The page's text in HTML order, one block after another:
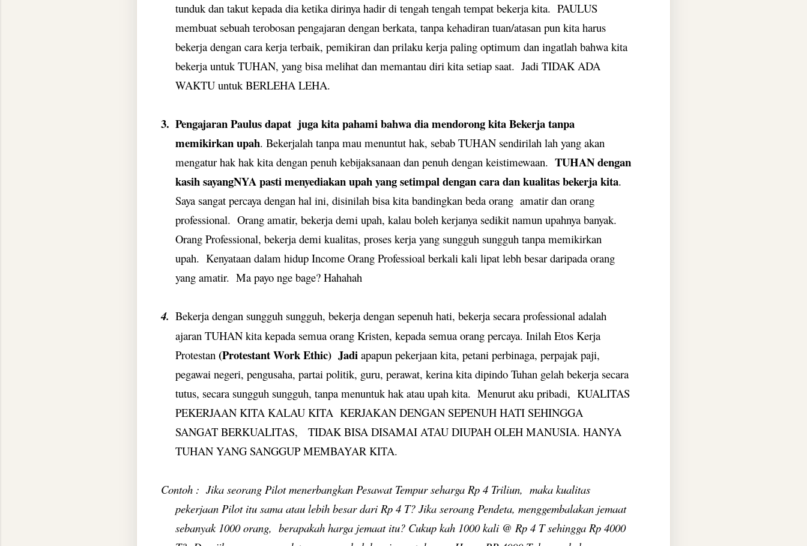
tunduk dan takut kepada dia ketika dirinya hadir di tengah tengah tempat bekerja kita. PAULUS
membuat sebuah terobosan pengajaran dengan berkata, tanpa kehadiran tuan/atasan pun kita harus
bekerja dengan cara kerja terbaik, pemikiran dan prilaku kerja paling optimum dan ingatlah bahwa kita
bekerja untuk TUHAN, yang bisa melihat dan memantau diri kita setiap saat. Jadi TIDAK ADA
WAKTU untuk BERLEHA LEHA.
3. Pengajaran Paulus dapat juga kita pahami bahwa dia mendorong kita Bekerja tanpa
memikirkan upah. Bekerjalah tanpa mau menuntut hak, sebab TUHAN sendirilah lah yang akan
mengatur hak hak kita dengan penuh kebijaksanaan dan penuh dengan keistimewaan. TUHAN dengan
kasih sayangNYA pasti menyediakan upah yang setimpal dengan cara dan kualitas bekerja kita.
Saya sangat percaya dengan hal ini, disinilah bisa kita bandingkan beda orang amatir dan orang
professional. Orang amatir, bekerja demi upah, kalau boleh kerjanya sedikit namun upahnya banyak.
Orang Professional, bekerja demi kualitas, proses kerja yang sungguh sungguh tanpa memikirkan
upah. Kenyataan dalam hidup Income Orang Professioal berkali kali lipat lebh besar daripada orang
yang amatir. Ma payo nge bage? Hahahah
4. Bekerja dengan sungguh sungguh, bekerja dengan sepenuh hati, bekerja secara professional adalah
ajaran TUHAN kita kepada semua orang Kristen, kepada semua orang percaya. Inilah Etos Kerja
Protestan (Protestant Work Ethic) Jadi apapun pekerjaan kita, petani perbinaga, perpajak paji,
pegawai negeri, pengusaha, partai politik, guru, perawat, kerina kita dipindo Tuhan gelah bekerja secara
tutus, secara sungguh sungguh, tanpa menuntuk hak atau upah kita. Menurut aku pribadi, KUALITAS
PEKERJAAN KITA KALAU KITA KERJAKAN DENGAN SEPENUH HATI SEHINGGA
SANGAT BERKUALITAS, TIDAK BISA DISAMAI ATAU DIUPAH OLEH MANUSIA. HANYA
TUHAN YANG SANGGUP MEMBAYAR KITA.
Contoh : Jika seorang Pilot menerbangkan Pesawat Tempur seharga Rp 4 Triliun, maka kualitas
pekerjaan Pilot itu sama atau lebih besar dari Rp 4 T? Jika seroang Pendeta, menggembalakan jemaat
sebanyak 1000 orang, berapakah harga jemaat itu? Cukup kah 1000 kali @ Rp 4 T sehingga Rp 4000